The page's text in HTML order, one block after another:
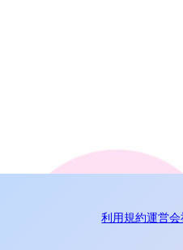
利用規約運営